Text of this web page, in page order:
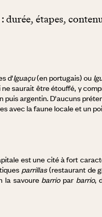
étapes,
d'Iguaçu(en portugais) ou
saurait être étouffé, y
argentin. D'aucuns
avec la faune locale et un
est une cité à fort
parrillas(restaurant de
la savoure barriopar barrio,